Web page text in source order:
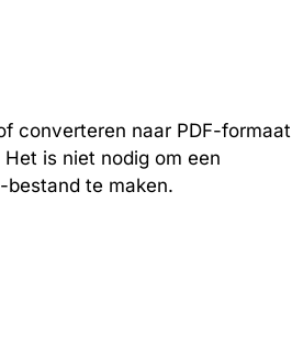
converteren naar PDF-formaat
is niet nodig om een
bestand te maken.